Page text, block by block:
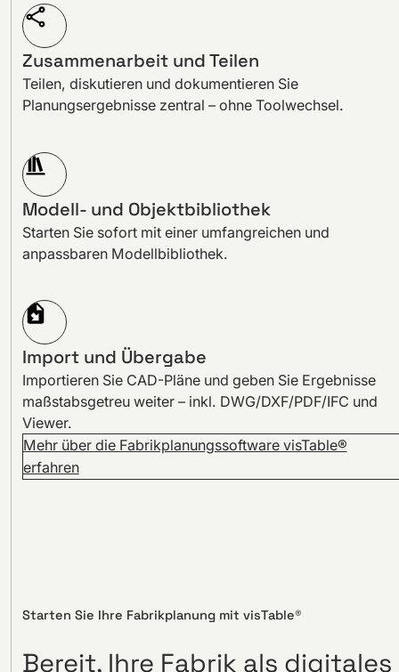
Zusammenarbeit und Teilen
Teilen, diskutieren und dokumentieren Sie
Planungsergebnisse zentral – ohne Toolwechsel.
Modell- und Objektbibliothek
Starten Sie sofort mit einer umfangreichen und
anpassbaren Modellbibliothek.
Import und Übergabe
Importieren Sie CAD-Pläne und geben Sie Ergebnisse
maßstabsgetreu weiter – inkl. DWG/DXF/PDF/IFC und
Viewer.
Mehr über die Fabrikplanungssoftware visTable®
erfahren
Starten Sie Ihre Fabrikplanung mit visTable®
Bereit, Ihre Fabrik als digitales